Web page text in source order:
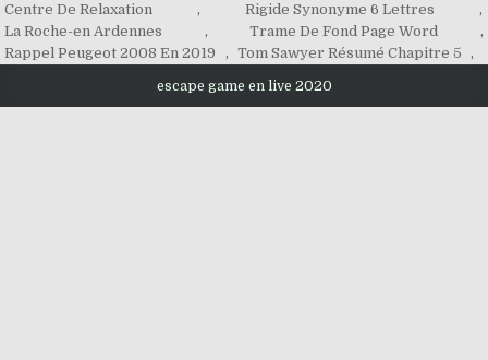
Centre De Relaxation
, Rigide Synonyme 6 Lettres
,
La Roche-en Ardennes
, Trame De Fond Page Word
,
Rappel Peugeot 2008 En 2019
, Tom Sawyer Résumé Chapitre 5 ,
escape game en live 2020